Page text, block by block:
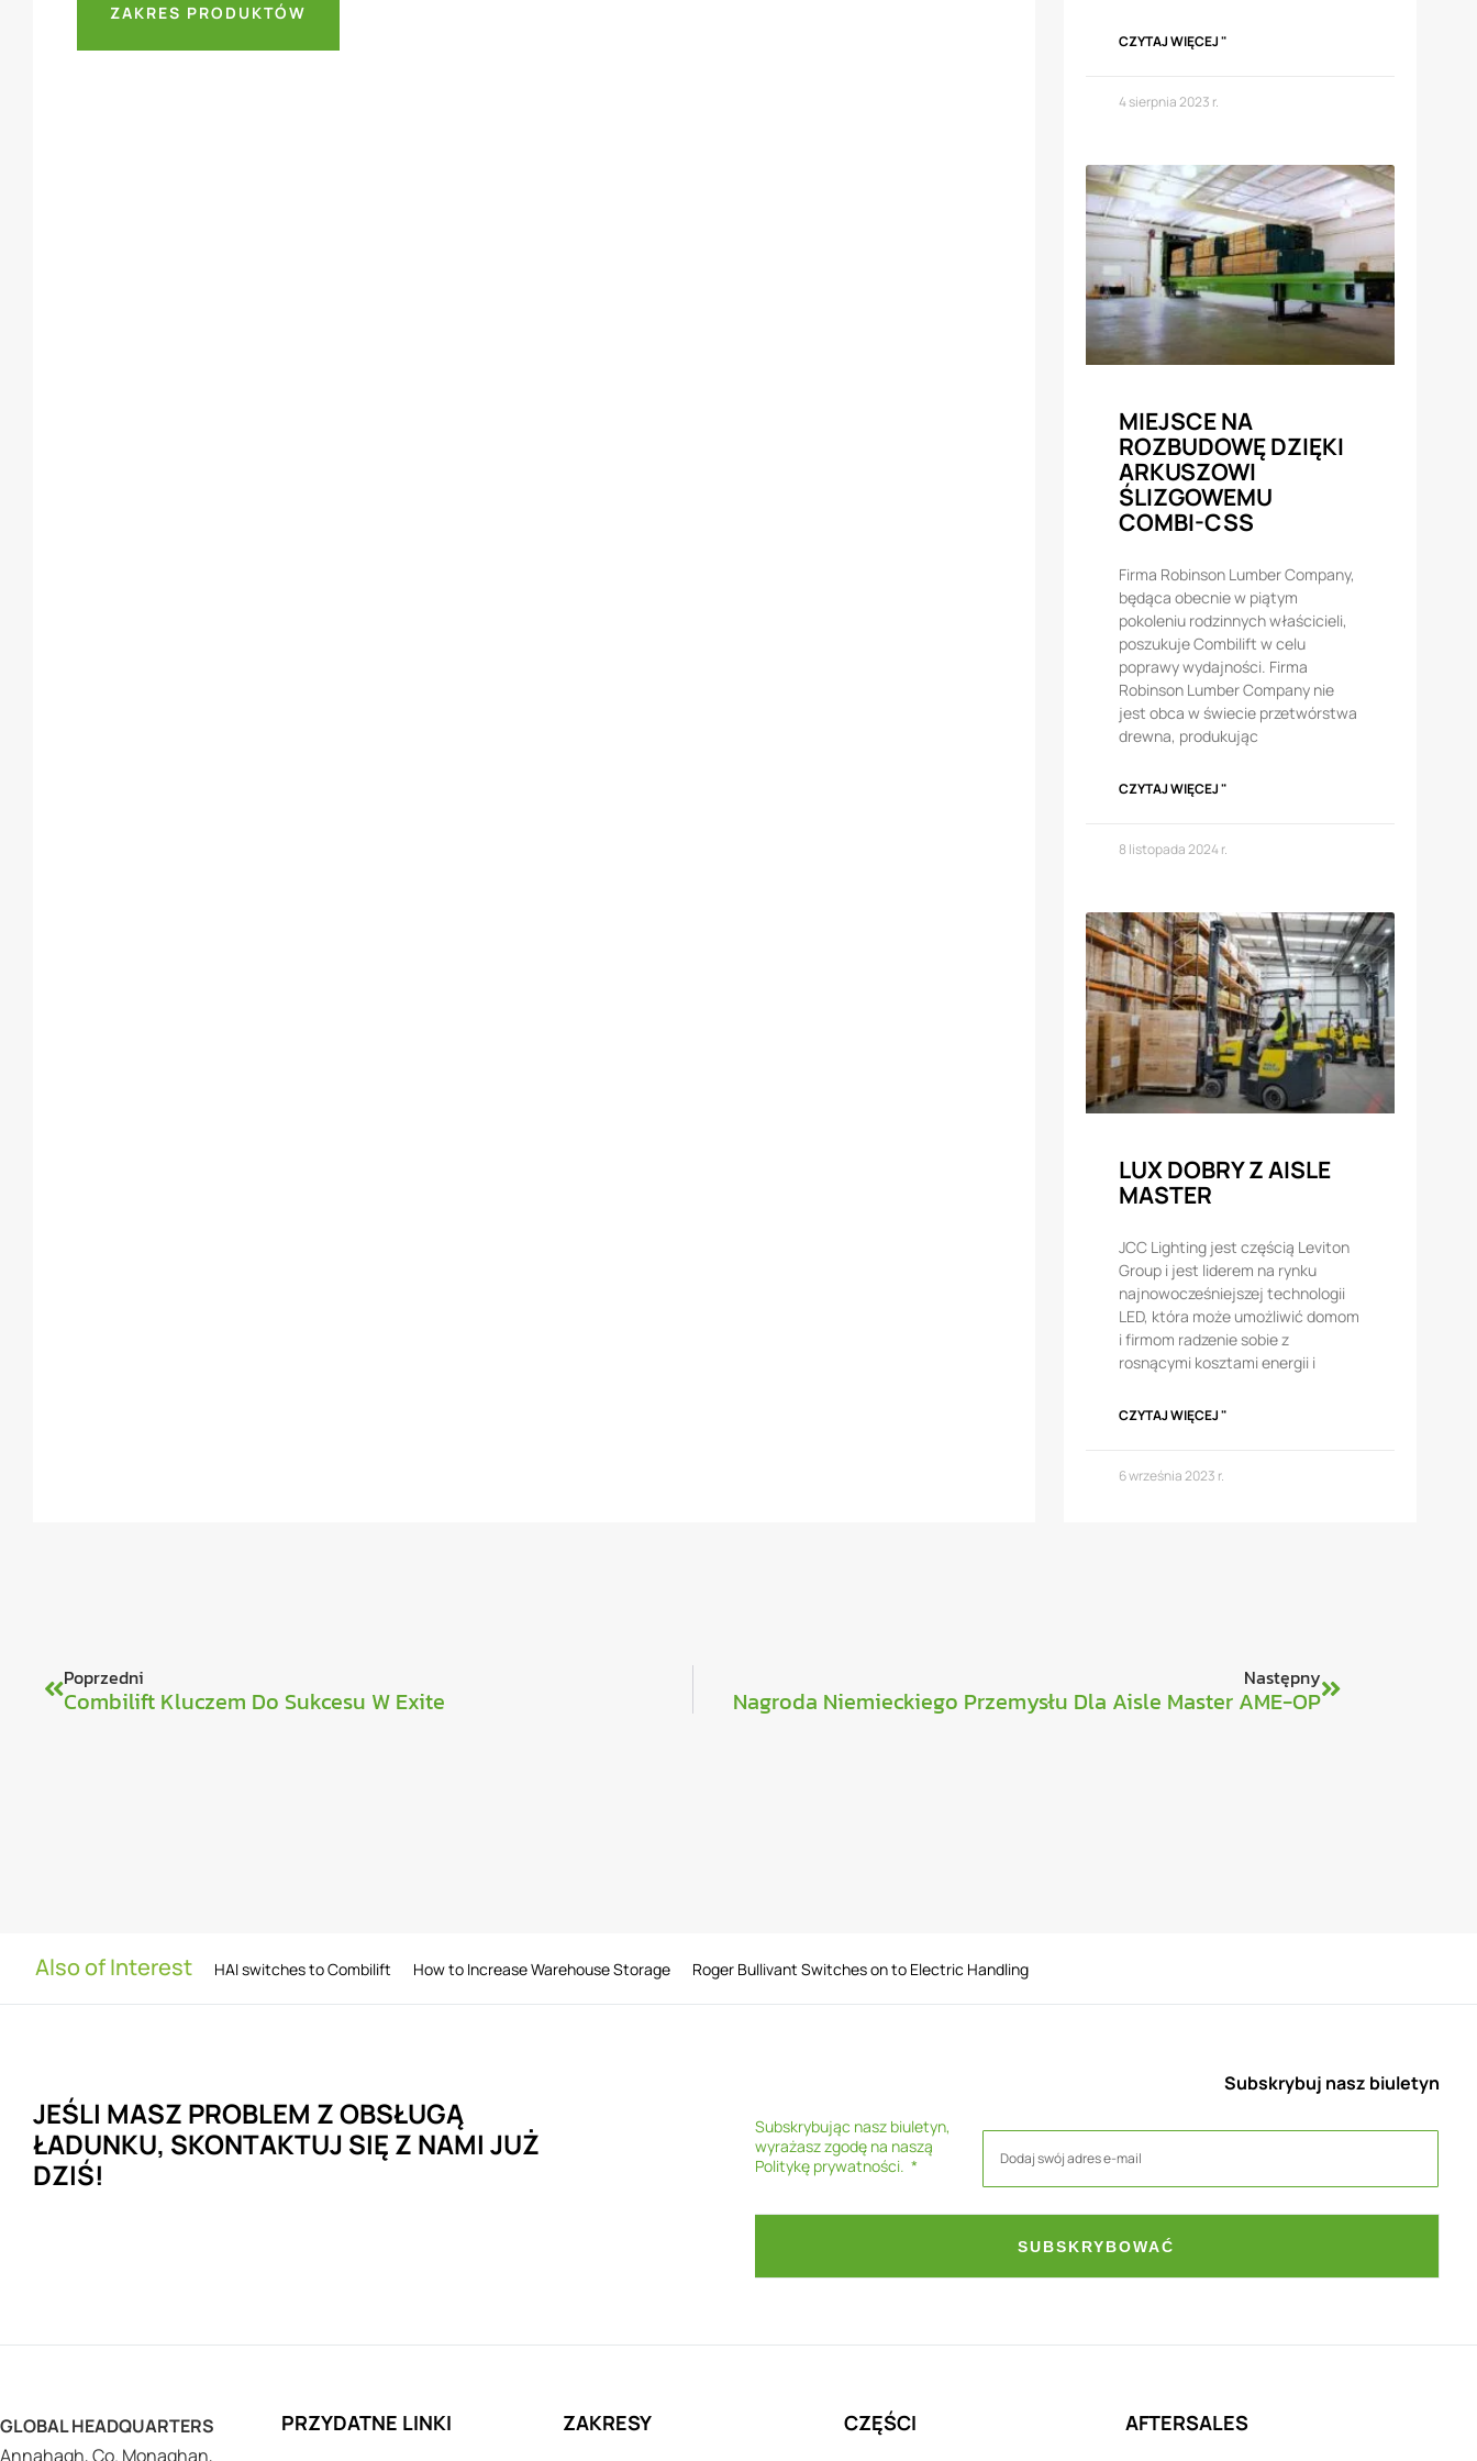
ZAKRES PRODUKTÓW
CZYTAJ WIĘCEJ "
4 sierpnia 2023 r.
MIEJSCE NA
ROZBUDOWĘ DZIĘKI
ARKUSZOWI
ŚLIZGOWEMU
COMBI-CSS
Firma Robinson Lumber Company,
będąca obecnie w piątym
pokoleniu rodzinnych właścicieli,
poszukuje Combilift w celu
poprawy wydajności. Firma
Robinson Lumber Company nie
jest obca w świecie przetwórstwa
drewna, produkując
CZYTAJ WIĘCEJ "
8 listopada 2024 r.
LUX DOBRY Z AISLE
MASTER
JCC Lighting jest częścią Leviton
Group i jest liderem na rynku
najnowocześniejszej technologii
LED, która może umożliwić domom
i firmom radzenie sobie z
rosnącymi kosztami energii i
CZYTAJ WIĘCEJ "
6 września 2023 r.
Poprzedni
Combilift Kluczem Do Sukcesu W Exite
Następny
Nagroda Niemieckiego Przemysłu Dla Aisle Master AME-OP
Also of Interest HAI switches to Combilift How to Increase Warehouse Storage Roger Bullivant Switches on to Electric Handling
JEŚLI MASZ PROBLEM Z OBSŁUGĄ
ŁADUNKU, SKONTAKTUJ SIĘ Z NAMI JUŻ
DZIŚ!
Subskrybuj nasz biuletyn
Subskrybując nasz biuletyn,
wyrażasz zgodę na naszą
Politykę prywatności.
SUBSKRYBOWAĆ
GLOBAL HEADQUARTERS
Annahagh, Co. Monaghan,
PRZYDATNE LINKI ZAKRESY CZĘŚCI AFTERSALES